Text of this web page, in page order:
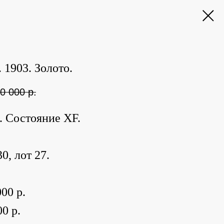
1903. Золото.
000 р.
Состояние XF.
лот 27.
р.
р.